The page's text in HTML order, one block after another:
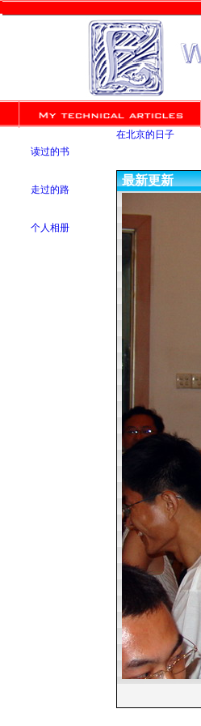
在北京的日子
读过的书
走过的路
个人相册
最新更新